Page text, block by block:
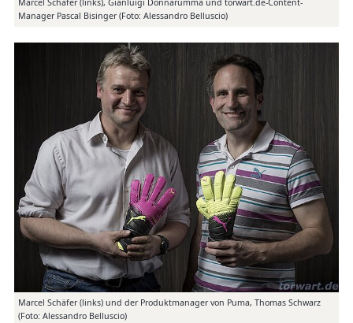
Marcel Schäfer (links), Gianluigi Donnarumma und torwart.de-Content-
Manager Pascal Bisinger (Foto: Alessandro Belluscio)
Marcel Schäfer (links) und der Produktmanager von Puma, Thomas Schwarz
(Foto: Alessandro Belluscio)